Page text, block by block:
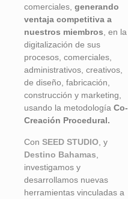
comerciales, generando
ventaja competitiva a
nuestros miembros, en la
digitalización de sus
procesos, comerciales,
administrativos, creativos,
de diseño, fabricación,
construcción y marketing,
usando la metodología Co-
Creación Procedural.
Con SEED STUDIO , y
Destino Bahamas
investigamos y
desarrollamos nuevas
herramientas vinculadas a